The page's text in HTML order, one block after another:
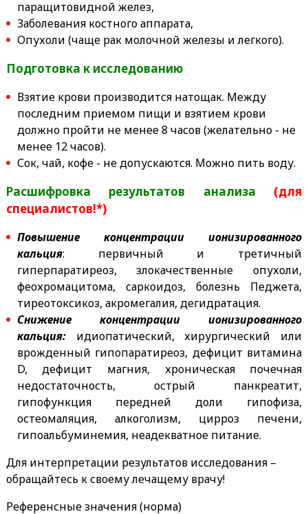
паращитовидной желез,
Заболевания костного аппарата,
Опухоли (чаще рак молочной железы и легкого).
Подготовка к исследованию
Взятие крови производится натощак. Между
последним приемом пищи и взятием крови
должно пройти не менее 8 часов (желательно - не
менее 12 часов).
Сок, чай, кофе - не допускаются. Можно пить воду.
Расшифровка результатов анализа (для
специалистов!*)
Повышение концентрации ионизированного
кальция: первичный и третичный
гиперпаратиреоз, злокачественные опухоли,
феохромацитома, саркоидоз, болезнь Педжета,
тиреотоксикоз, акромегалия, дегидратация.
Снижение концентрации ионизированного
кальция:идиопатический, хирургический или
врожденный гипопаратиреоз, дефицит витамина
D, дефицит магния, хроническая почечная
недостаточность, острый панкреатит,
гипофункция передней доли гипофиза,
остеомаляция, алкоголизм, цирроз печени,
гипоальбуминемия, неадекватное питание.
Для интерпретации результатов исследования –
обращайтесь к своему лечащему врачу!
Референсные значения (норма)